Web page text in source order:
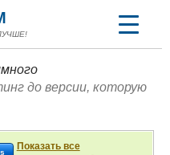
до версии, которую
Показать все